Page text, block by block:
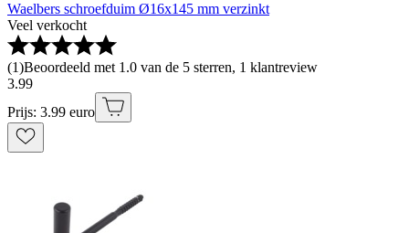
Waelbers schroefduim Ø16x145 mm verzinkt
Veel verkocht
(1)Beoordeeld met 1.0 van de 5 sterren, 1 klantreview
3.99
Prijs: 3.99 euro